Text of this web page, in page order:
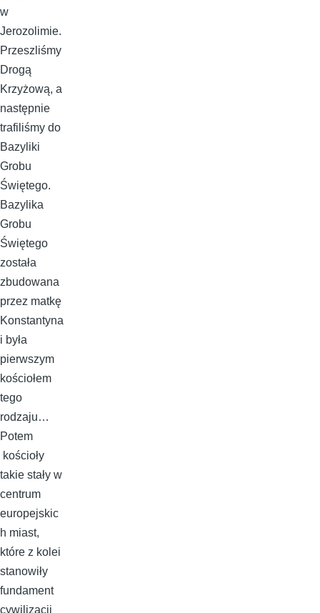
w
Jerozolimie.
Przeszliśmy
Drogą
Krzyżową, a
następnie
trafiliśmy do
Bazyliki
Grobu
Świętego.
Bazylika
Grobu
Świętego
została
zbudowana
przez matkę
Konstantyna
i była
pierwszym
kościołem
tego
rodzaju…
Potem
kościoły
takie stały w
centrum
europejskic
h miast,
które z kolei
stanowiły
fundament
cywilizacji